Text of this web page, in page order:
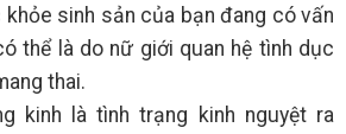
sinh sản của bạn đang có vấn
thể là do nữ giới quan hệ tình dục
thai.
kinh là tình trạng kinh nguyệt ra